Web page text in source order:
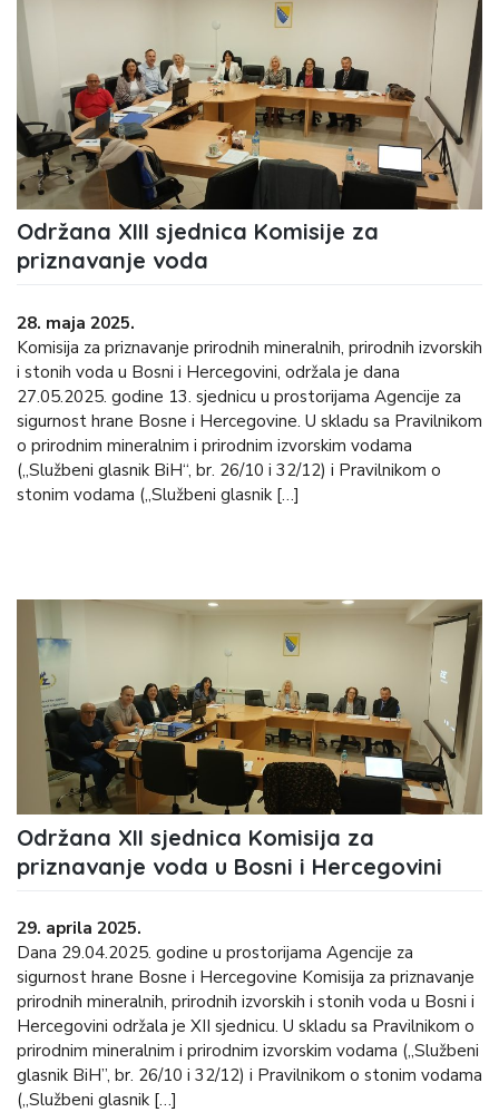
Održana XIII sjednica Komisije za
priznavanje voda
28. maja 2025.
Komisija za priznavanje prirodnih mineralnih, prirodnih izvorskih
i stonih voda u Bosni i Hercegovini, održala je dana
27.05.2025. godine 13. sjednicu u prostorijama Agencije za
sigurnost hrane Bosne i Hercegovine. U skladu sa Pravilnikom
o prirodnim mineralnim i prirodnim izvorskim vodama
(„Službeni glasnik BiH“, br. 26/10 i 32/12) i Pravilnikom o
stonim vodama („Službeni glasnik […]
Održana XII sjednica Komisija za
priznavanje voda u Bosni i Hercegovini
29. aprila 2025.
Dana 29.04.2025. godine u prostorijama Agencije za
sigurnost hrane Bosne i Hercegovine Komisija za priznavanje
prirodnih mineralnih, prirodnih izvorskih i stonih voda u Bosni i
Hercegovini održala je XII sjednicu. U skladu sa Pravilnikom o
prirodnim mineralnim i prirodnim izvorskim vodama („Službeni
glasnik BiH”, br. 26/10 i 32/12) i Pravilnikom o stonim vodama
(„Službeni glasnik […]